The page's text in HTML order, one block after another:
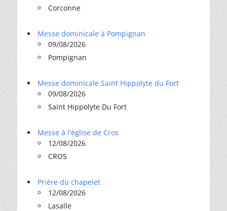
Corconne
Messe dominicale à Pompignan
09/08/2026
Pompignan
Messe dominicale Saint Hippolyte du Fort
09/08/2026
Saint Hippolyte Du Fort
Messe à l'église de Cros
12/08/2026
CROS
Prière du chapelet
12/08/2026
Lasalle